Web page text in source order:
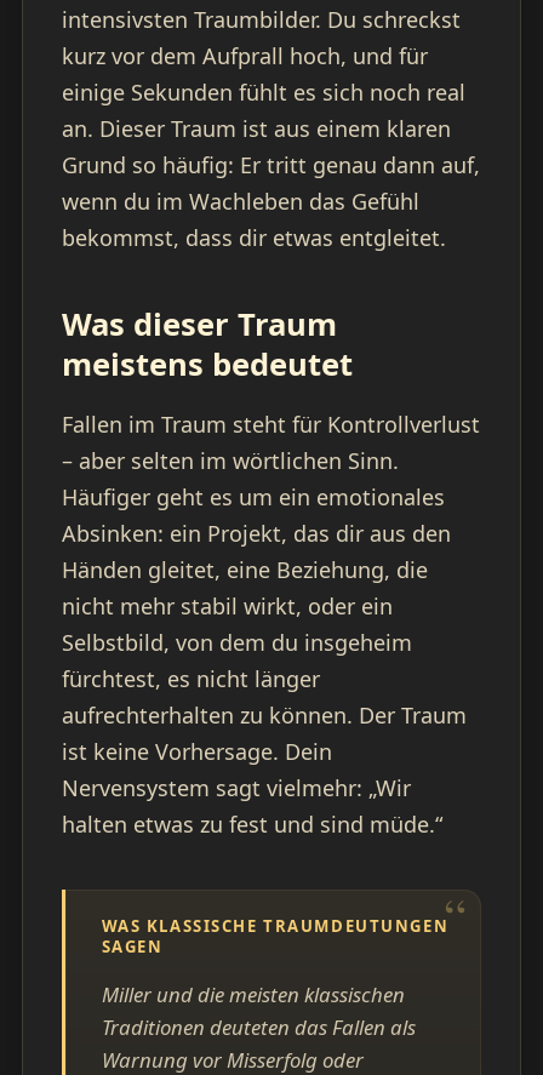
intensivsten Traumbilder. Du schreckst
kurz vor dem Aufprall hoch, und für
einige Sekunden fühlt es sich noch real
an. Dieser Traum ist aus einem klaren
Grund so häufig: Er tritt genau dann auf,
wenn du im Wachleben das Gefühl
bekommst, dass dir etwas entgleitet.
Was dieser Traum
meistens bedeutet
Fallen im Traum steht für Kontrollverlust
– aber selten im wörtlichen Sinn.
Häufiger geht es um ein emotionales
Absinken: ein Projekt, das dir aus den
Händen gleitet, eine Beziehung, die
nicht mehr stabil wirkt, oder ein
Selbstbild, von dem du insgeheim
fürchtest, es nicht länger
aufrechterhalten zu können. Der Traum
ist keine Vorhersage. Dein
Nervensystem sagt vielmehr: „Wir
halten etwas zu fest und sind müde.“
WAS KLASSISCHE TRAUMDEUTUNGEN
SAGEN
Miller und die meisten klassischen
Traditionen deuteten das Fallen als
Warnung vor Misserfolg oder